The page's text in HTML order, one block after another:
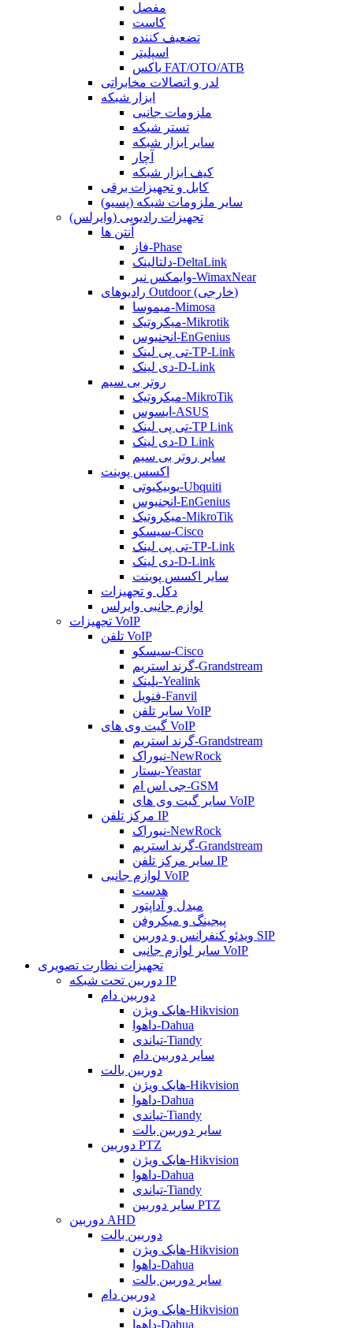
مفصل
کاست
تضعیف کننده
اسپلیتر
باکس FAT/OTO/ATB
لدر و اتصالات مخابراتی
ابزار شبکه
ملزومات جانبی
تستر شبکه
سایر ابزار شبکه
آچار
کیف ابزار شبکه
کابل و تجهیزات برقی
سایر ملزومات شبکه (پسیو)
تجهیزات رادیویی (وایرلس)
آنتن ها
فاز-Phase
دلتالینک-DeltaLink
وایمکس نیر-WimaxNear
رادیوهای Outdoor (خارجی)
میموسا-Mimosa
میکروتیک-Mikrotik
انجنیوس-EnGenius
تی پی لینک-TP-Link
دی لینک-D-Link
روتر بی سیم
میکروتیک-MikroTik
ایسوس-ASUS
تی پی لینک-TP Link
دی لینک-D Link
سایر روتر بی سیم
اکسس پوینت
یوبیکیوتی-Ubquiti
انجنیوس-EnGenius
میکروتیک-MikroTik
سیسکو-Cisco
تی پی لینک-TP-Link
دی لینک-D-Link
سایر اکسس پوینت
دکل و تجهیزات
لوازم جانبی وایرلس
تجهیزات VoIP
تلفن VoIP
سیسکو-Cisco
گرند استریم-Grandstream
یلینک-Yealink
فنویل-Fanvil
سایر تلفن VoIP
گیت وی های VoIP
گرند استریم-Grandstream
نیوراک-NewRock
یستار-Yeastar
جی اس ام-GSM
سایر گیت وی های VoIP
مرکز تلفن IP
نیوراک-NewRock
گرند استریم-Grandstream
سایر مرکز تلفن IP
لوازم جانبی VoIP
هدست
مبدل و آداپتور
پیجینگ و میکروفن
ویدئو کنفرانس و دوربین SIP
سایر لوازم جانبی VoIP
تجهیزات نظارت تصویری
دوربین تحت شبکه IP
دوربین دام
هایک ویژن-Hikvision
داهوا-Dahua
تیاندی-Tiandy
سایر دوربین دام
دوربین بالت
هایک ویژن-Hikvision
داهوا-Dahua
تیاندی-Tiandy
سایر دوربین بالت
دوربین PTZ
هایک ویژن-Hikvision
داهوا-Dahua
تیاندی-Tiandy
سایر دوربین PTZ
دوربین AHD
دوربین بالت
هایک ویژن-Hikvision
داهوا-Dahua
سایر دوربین بالت
دوربین دام
هایک ویژن-Hikvision
داهوا-Dahua